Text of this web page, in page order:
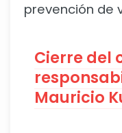
prevención de
Cierre del
Mauricio